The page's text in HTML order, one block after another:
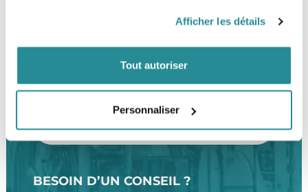
Afficher les détails
Tout autoriser
Personnaliser
The Corner Shop Boulogne
92100 Boulogne-Billancourt
BESOIN D’UN CONSEIL ?